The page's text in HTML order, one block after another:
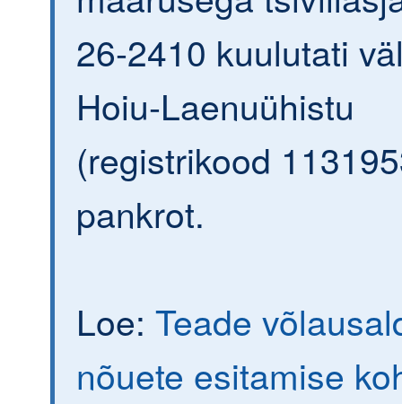
26-2410 kuulutati
Hoiu-Laenuühistu
(registrikood
pankrot.
Loe: Teade
nõuete esitamise